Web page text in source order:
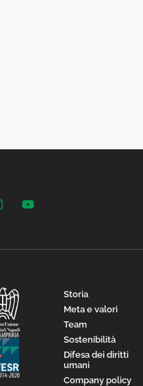
Storia
Meta e valori
Team
Sostenibilità
Difesa dei diritti
umani
Company policy